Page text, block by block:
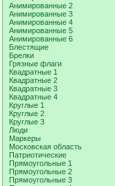
Анимированные 2
Анимированные 3
Анимированные 4
Анимированные 5
Анимированные 6
Блестящие
Брелки
Грязные флаги
Квадратные 1
Квадратные 2
Квадратные 3
Квадратные 4
Круглые 1
Круглые 2
Круглые 3
Люди
Маркеры
Московская область
Патриотические
Прямоугольные 1
Прямоугольные 2
Прямоугольные 3